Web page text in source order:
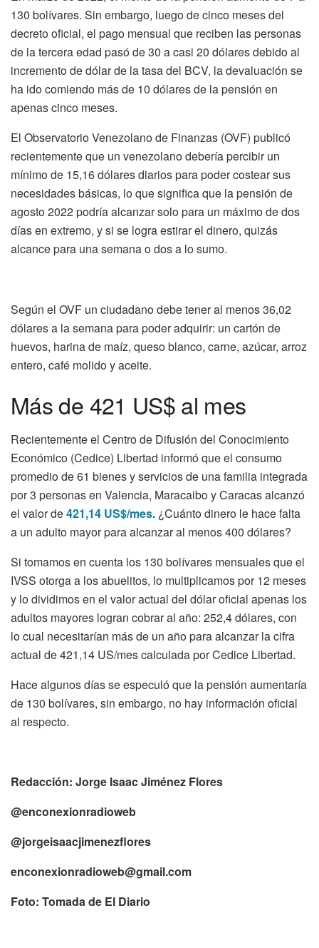
130 bolívares. Sin embargo, luego de cinco meses del
decreto oficial, el pago mensual que reciben las personas
de la tercera edad pasó de 30 a casi 20 dólares debido al
incremento de dólar de la tasa del BCV, la devaluación se
ha ido comiendo más de 10 dólares de la pensión en
apenas cinco meses.
El Observatorio Venezolano de Finanzas (OVF) publicó
recientemente que un venezolano debería percibir un
mínimo de 15,16 dólares diarios para poder costear sus
necesidades básicas, lo que significa que la pensión de
agosto 2022 podría alcanzar solo para un máximo de dos
días en extremo, y si se logra estirar el dinero, quizás
alcance para una semana o dos a lo sumo.
Según el OVF un ciudadano debe tener al menos 36,02
dólares a la semana para poder adquirir: un cartón de
huevos, harina de maíz, queso blanco, carne, azúcar, arroz
entero, café molido y aceite.
Más de 421 US$ al mes
Recientemente el Centro de Difusión del Conocimiento
Económico (Cedice) Libertad informó que el consumo
promedio de 61 bienes y servicios de una familia integrada
por 3 personas en Valencia, Maracaibo y Caracas alcanzó
el valor de421,14 US$/mes. ¿Cuánto dinero le hace falta
a un adulto mayor para alcanzar al menos 400 dólares?
Si tomamos en cuenta los 130 bolívares mensuales que el
IVSS otorga a los abuelitos, lo multiplicamos por 12 meses
y lo dividimos en el valor actual del dólar oficial apenas los
adultos mayores logran cobrar al año: 252,4 dólares, con
lo cual necesitarían más de un año para alcanzar la cifra
actual de 421,14 US/mes calculada por Cedice Libertad.
Hace algunos días se especuló que la pensión aumentaría
de 130 bolívares, sin embargo, no hay información oficial
al respecto.
Redacción: Jorge Isaac Jiménez Flores
@enconexionradioweb
@jorgeisaacjimenezflores
enconexionradioweb@gmail.com
Foto: Tomada de El Diario